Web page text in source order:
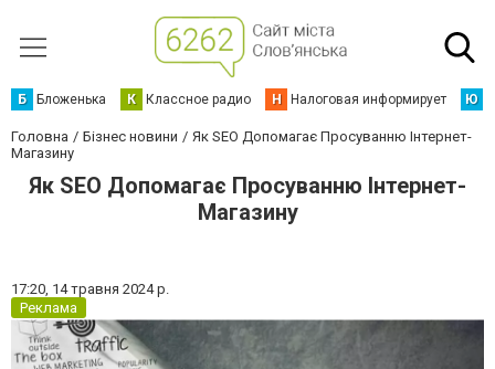
Б Бложенька К Классное радио Н Налоговая информирует Ю
Головна Бізнес новини
Як SEO Допомагає Просуванню Інтернет-
Магазину
Як SEO Допомагає Просуванню Інтернет-
Магазину
17:20, 14 травня 2024 р.
Реклама